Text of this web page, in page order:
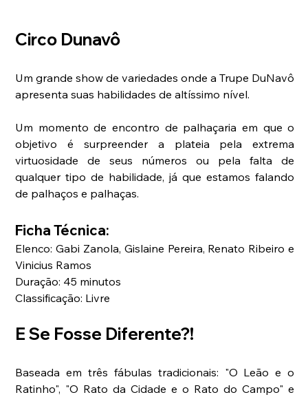
Circo Dunavô
Um grande show de variedades onde a Trupe DuNavô
apresenta suas habilidades de altíssimo nível.
Um momento de encontro de palhaçaria em que o
objetivo é surpreender a plateia pela extrema
virtuosidade de seus números ou pela falta de
qualquer tipo de habilidade, já que estamos falando
de palhaços e palhaças.
Ficha Técnica:
Elenco: Gabi Zanola, Gislaine Pereira, Renato Ribeiro e
Vinicius Ramos
Duração: 45 minutos
Classificação: Livre
E Se Fosse Diferente?!
Baseada em três fábulas tradicionais: "O Leão e o
Ratinho", "O Rato da Cidade e o Rato do Campo" e